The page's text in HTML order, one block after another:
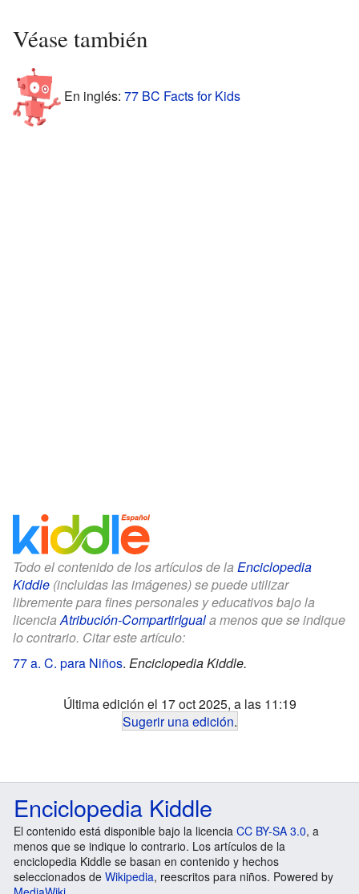
Véase también
En inglés: 77 BC Facts for Kids
Todo el contenido de los artículos de la Enciclopedia
Kiddle (incluidas las imágenes) se puede utilizar
libremente para fines personales y educativos bajo la
licenciaAtribución-CompartirIguala menos que se indique
lo contrario. Citar este artículo:
77 a. C. para Niños. Enciclopedia Kiddle.
Última edición el 17 oct 2025, a las 11:19
Sugerir una edición.
Enciclopedia Kiddle
El contenido está disponible bajo la licencia CC BY-SA 3.0, a
menos que se indique lo contrario. Los artículos de la
enciclopedia Kiddle se basan en contenido y hechos
seleccionados de Wikipedia, reescritos para niños. Powered by